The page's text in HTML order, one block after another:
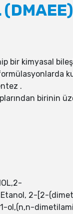
bir kimyasal
.
birinin
2-[2-
ol,(n,n-